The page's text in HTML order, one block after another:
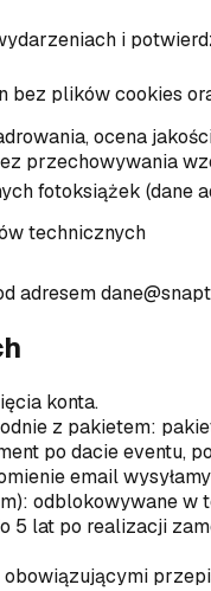
i
bez plików cookies
ocena
przechowywania
fotoksiążek (dane
technicznych
adresem
konta.
z pakietem:
po dacie
email
odblokowywane
5 lat po realizacji